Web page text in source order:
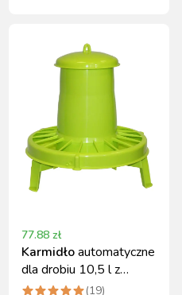
77.88 zł
Karmidłoautomatyczne
dla drobiu 10,5 l z
nóżkami i regulacją
(19)